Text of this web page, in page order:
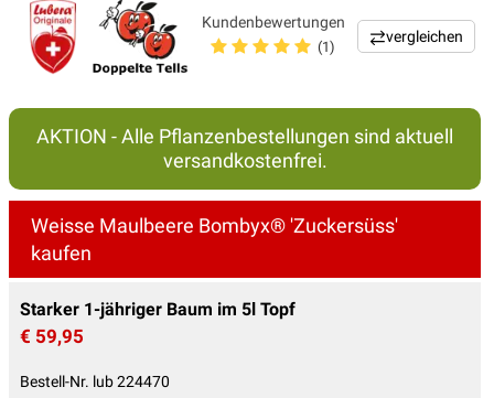
Kundenbewertungen
(1)
vergleichen
AKTION - Alle Pflanzenbestellungen sind aktuell
versandkostenfrei.
Weisse Maulbeere Bombyx® 'Zuckersüss'
kaufen
Starker 1-jähriger Baum im 5l Topf
€ 59,95
Bestell-Nr. lub 224470